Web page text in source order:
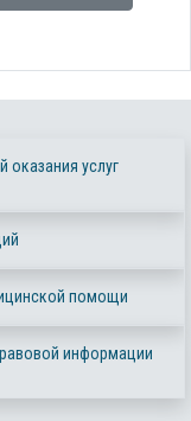
оказания услуг
помощи
информации